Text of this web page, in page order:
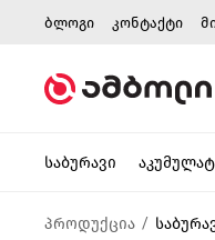
ბლოგი კონტაქტი
საბურავი
პროდუქცია